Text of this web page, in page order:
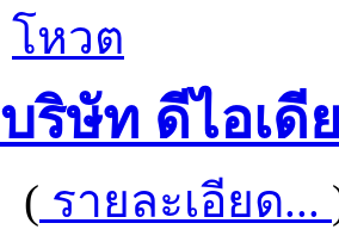
โหวต
บริษัท ดีไอเดี
( รายละเอียด...